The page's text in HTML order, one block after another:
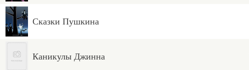
Сказки Пушкина
Каникулы Джинна